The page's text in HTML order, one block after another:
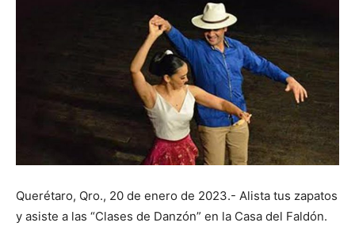
Querétaro, Qro., 20 de enero de 2023.- Alista tus zapatos
y asiste a las “Clases de Danzón” en la Casa del Faldón.